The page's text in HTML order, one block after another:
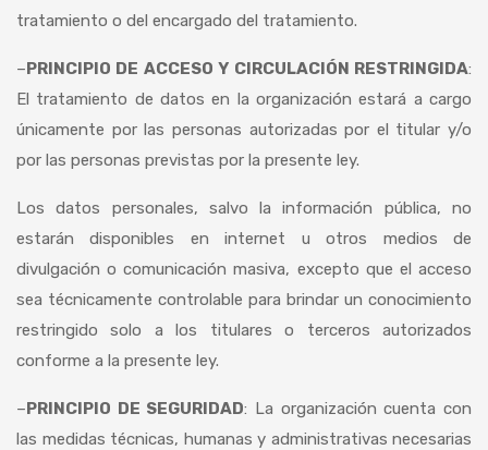
tratamiento o del encargado del tratamiento.
–PRINCIPIO DE ACCESO Y CIRCULACIÓN RESTRINGIDA:
El tratamiento de datos en la organización estará a cargo
únicamente por las personas autorizadas por el titular y/o
por las personas previstas por la presente ley.
Los datos personales, salvo la información pública, no
estarán disponibles en internet u otros medios de
divulgación o comunicación masiva, excepto que el acceso
sea técnicamente controlable para brindar un conocimiento
restringido solo a los titulares o terceros autorizados
conforme a la presente ley.
–PRINCIPIO DE SEGURIDAD: La organización cuenta con
las medidas técnicas, humanas y administrativas necesarias